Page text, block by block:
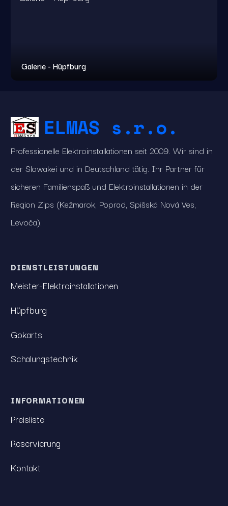
Galerie - Hüpfburg
ELMAS s.r.o.
Professionelle Elektroinstallationen seit 2009. Wir sind in
der Slowakei und in Deutschland tätig. Ihr Partner für
sicheren Familienspaß und Elektroinstallationen in der
Region Zips (Kežmarok, Poprad, Spišská Nová Ves,
Levoča).
DIENSTLEISTUNGEN
Meister-Elektroinstallationen
Hüpfburg
Gokarts
Schalungstechnik
INFORMATIONEN
Preisliste
Reservierung
Kontakt